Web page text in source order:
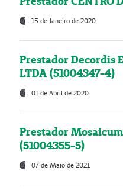
15 de Janeiro de 2020
Prestador Decordis
LTDA (51004347-4)
01 de Abril de 2020
Prestador
(51004355-5)
07 de Maio de 2021